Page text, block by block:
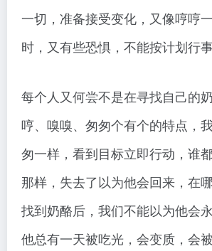
一切，准备接受变化，又像哼哼
时，又有些恐惧，不能按计划行事
每个人又何尝不是在寻找自己的
哼、嗅嗅、匆匆个有个的特点，
匆一样，看到目标立即行动，谁
那样，失去了以为他会回来，在
找到奶酪后，我们不能以为他会
他总有一天被吃光，会变质，会